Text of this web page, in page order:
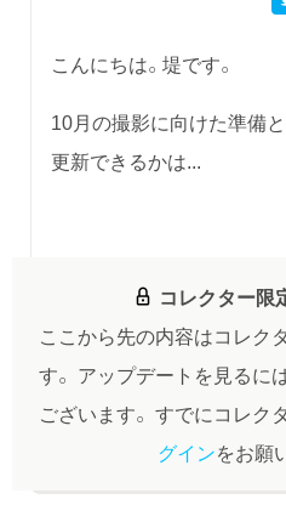
こんにちは。堤です。
10月の撮影に向けた準備
更新できるかは...
コレクター限
ここから先の内容はコレク
す。 アップデートを見るに
ございます。 すでにコレク
グインをお願